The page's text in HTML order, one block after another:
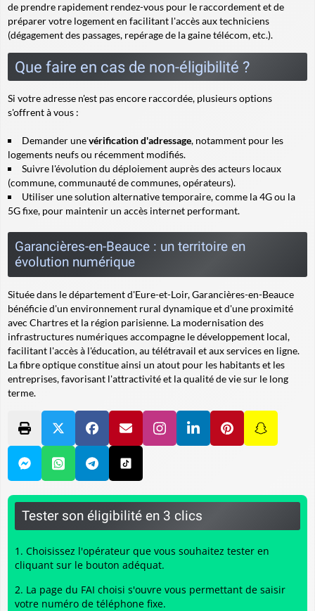
de prendre rapidement rendez-vous pour le raccordement et de
préparer votre logement en facilitant l'accès aux techniciens
(dégagement des passages, repérage de la gaine télécom, etc.).
Que faire en cas de non-éligibilité ?
Si votre adresse n'est pas encore raccordée, plusieurs options
s'offrent à vous :
Demander unevérification d'adressage, notamment pour les
logements neufs ou récemment modifiés.
Suivre l'évolution du déploiement auprès des acteurs locaux
(commune, communauté de communes, opérateurs).
Utiliser une solution alternative temporaire, comme la 4G ou la
5G fixe, pour maintenir un accès internet performant.
Garancières-en-Beauce : un territoire en
évolution numérique
Située dans le département d'Eure-et-Loir, Garancières-en-Beauce
bénéficie d'un environnement rural dynamique et d'une proximité
avec Chartres et la région parisienne. La modernisation des
infrastructures numériques accompagne le développement local,
facilitant l'accès à l'éducation, au télétravail et aux services en ligne.
La fibre optique constitue ainsi un atout pour les habitants et les
entreprises, favorisant l'attractivité et la qualité de vie sur le long
terme.
Tester son éligibilité en 3 clics
Choisissez l'opérateur que vous souhaitez tester en
cliquant sur le bouton adéquat.
La page du FAI choisi s'ouvre vous permettant de saisir
votre numéro de téléphone fixe.